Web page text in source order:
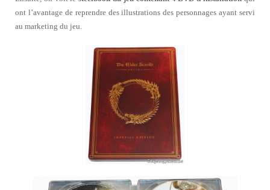
ont l’avantage de reprendre des illustrations des personnages ayant servi
au marketing du jeu.